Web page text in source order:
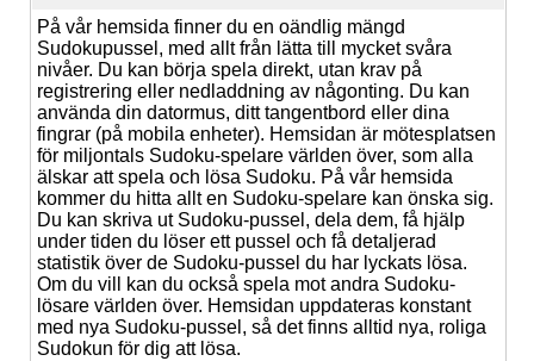
På vår hemsida finner du en oändlig mängd
Sudokupussel, med allt från lätta till mycket svåra
nivåer. Du kan börja spela direkt, utan krav på
registrering eller nedladdning av någonting. Du kan
använda din datormus, ditt tangentbord eller dina
fingrar (på mobila enheter). Hemsidan är mötesplatsen
för miljontals Sudoku-spelare världen över, som alla
älskar att spela och lösa Sudoku. På vår hemsida
kommer du hitta allt en Sudoku-spelare kan önska sig.
Du kan skriva ut Sudoku-pussel, dela dem, få hjälp
under tiden du löser ett pussel och få detaljerad
statistik över de Sudoku-pussel du har lyckats lösa.
Om du vill kan du också spela mot andra Sudoku-
lösare världen över. Hemsidan uppdateras konstant
med nya Sudoku-pussel, så det finns alltid nya, roliga
Sudokun för dig att lösa.